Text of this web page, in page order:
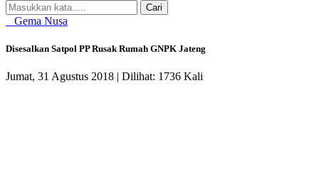
Cari
Gema Nusa
Disesalkan Satpol PP Rusak Rumah GNPK Jateng
Jumat, 31 Agustus 2018 | Dilihat: 1736 Kali